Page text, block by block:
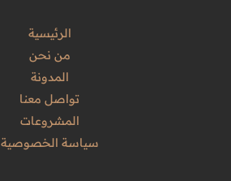
الرئيسية
من نحن
المدونة
تواصل معنا
المشروعات
سياسة الخصوصية